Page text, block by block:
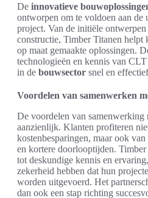
De innovatieve
ontworpen om te voldoen aan de
project. Van de initiële
constructie, Timber Titanen helpt
op maat gemaakte oplossingen.
technologieën en kennis van
in de bouwsector snel en
Voordelen van samenwerken
De voordelen van samenwerking
aanzienlijk. Klanten profiteren
kostenbesparingen, maar ook
en kortere doorlooptijden.
tot deskundige kennis en
zekerheid hebben dat hun
worden uitgevoerd. Het
dan ook een stap richting